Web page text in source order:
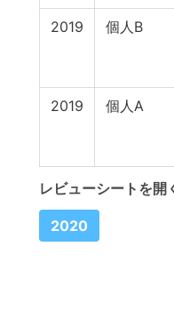
2019 個人B
2019 個人A
レビューシートを開
2020